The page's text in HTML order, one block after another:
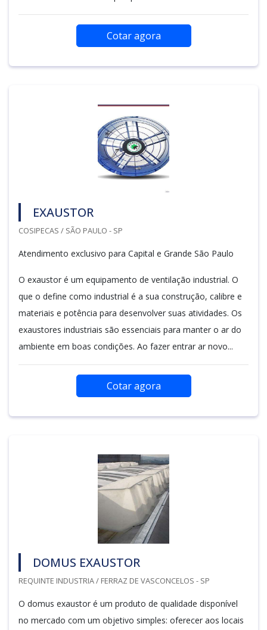
Cotar agora
EXAUSTOR
COSIPECAS / SÃO PAULO - SP
Atendimento exclusivo para Capital e Grande São Paulo
O exaustor é um equipamento de ventilação industrial. O
que o define como industrial é a sua construção, calibre e
materiais e potência para desenvolver suas atividades. Os
exaustores industriais são essenciais para manter o ar do
ambiente em boas condições. Ao fazer entrar ar novo...
Cotar agora
DOMUS EXAUSTOR
REQUINTE INDUSTRIA / FERRAZ DE VASCONCELOS - SP
O domus exaustor é um produto de qualidade disponível
no mercado com um objetivo simples: oferecer aos locais